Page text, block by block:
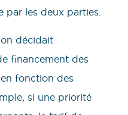
par les deux parties.
décidait
financement des
fonction des
si une priorité